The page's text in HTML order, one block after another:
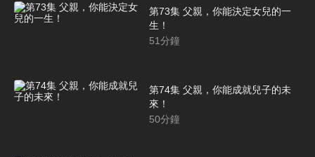
第73集 父親，你能決定女兒的一
生！
51分鐘
第74集 父親，你能成就兒子的未
來！
50分鐘